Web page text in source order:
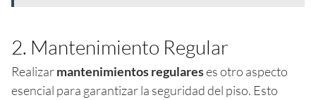
2. Mantenimiento Regular
Realizarmantenimientos regulareses otro aspecto
esencial para garantizar la seguridad del piso. Esto